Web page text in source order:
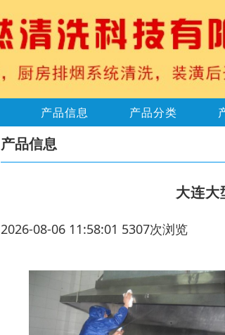
产品信息 产品分类
产品信息
大连大
2026-08-06 11:58:01 5307次浏览